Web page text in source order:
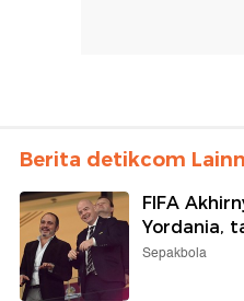
Berita detikcom
FIFA
Yordania,
Sepakbola